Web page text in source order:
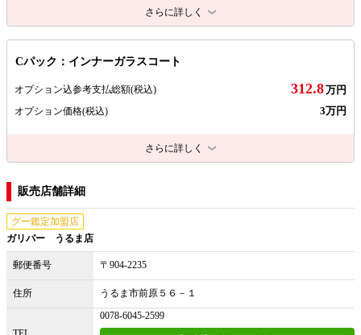
さらに詳しく
Cパック：インナーガラスコート
オプション込参考支払総額(税込) 312.8万円
オプション価格(税込) 3万円
さらに詳しく
販売店舗詳細
グー鑑定加盟店
ガリバー うるま店
郵便番号 〒904-2235
住所 うるま市前原５６－１
0078-6045-2599